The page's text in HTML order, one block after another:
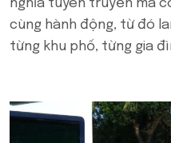
nghĩa tuyên truyền mà
cùng hành động, từ đó
từng khu phố, từng gia